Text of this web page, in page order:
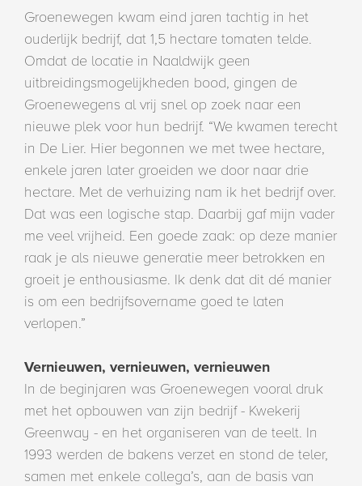
Groenewegen kwam eind jaren tachtig in het
ouderlijk bedrijf, dat 1,5 hectare tomaten telde.
Omdat de locatie in Naaldwijk geen
uitbreidingsmogelijkheden bood, gingen de
Groenewegens al vrij snel op zoek naar een
nieuwe plek voor hun bedrijf. “We kwamen terecht
in De Lier. Hier begonnen we met twee hectare,
enkele jaren later groeiden we door naar drie
hectare. Met de verhuizing nam ik het bedrijf over.
Dat was een logische stap. Daarbij gaf mijn vader
me veel vrijheid. Een goede zaak: op deze manier
raak je als nieuwe generatie meer betrokken en
groeit je enthousiasme. Ik denk dat dit dé manier
is om een bedrijfsovername goed te laten
verlopen.”
Vernieuwen, vernieuwen, vernieuwen
In de beginjaren was Groenewegen vooral druk
met het opbouwen van zijn bedrijf - Kwekerij
Greenway - en het organiseren van de teelt. In
1993 werden de bakens verzet en stond de teler,
samen met enkele collega’s, aan de basis van